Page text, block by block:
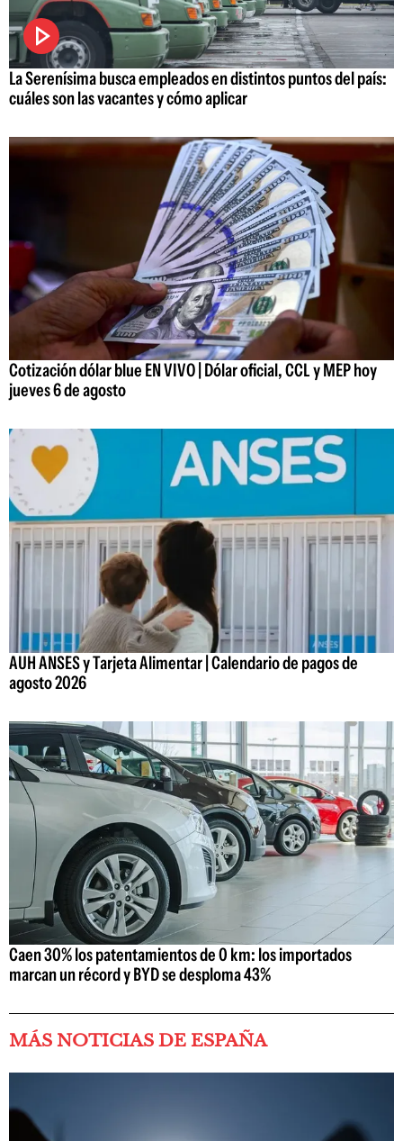
La Serenísima busca empleados en distintos puntos del país:
cuáles son las vacantes y cómo aplicar
Cotización dólar blue EN VIVO | Dólar oficial, CCL y MEP hoy
jueves 6 de agosto
AUH ANSES y Tarjeta Alimentar | Calendario de pagos de
agosto 2026
Caen 30% los patentamientos de 0 km: los importados
marcan un récord y BYD se desploma 43%
MÁS NOTICIAS DE ESPAÑA